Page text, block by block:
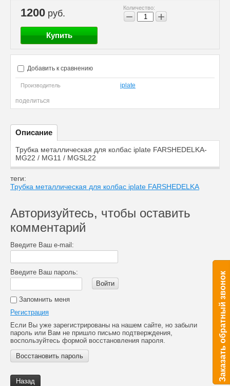
Заказать обратный звонок
1200 руб.
Количество:
− +
Купить
Добавить к сравнению
Производитель iplate
поделиться
Описание
Трубка металлическая для колбас iplate FARSHEDELKA-
MG22 / MG11 / MGSL22
теги:
Трубка металлическая для колбас iplate FARSHEDELKA
Авторизуйтесь, чтобы оставить
комментарий
Введите Ваш e-mail:
Введите Ваш пароль:
Войти
Запомнить меня
Регистрация
Если Вы уже зарегистрированы на нашем сайте, но забыли
пароль или Вам не пришло письмо подтверждения,
воспользуйтесь формой восстановления пароля.
Восстановить пароль
Назад